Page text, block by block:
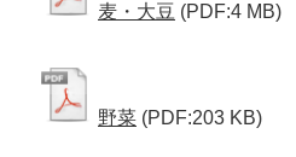
麦・大豆 (PDF:4 MB)
野菜 (PDF:203 KB)